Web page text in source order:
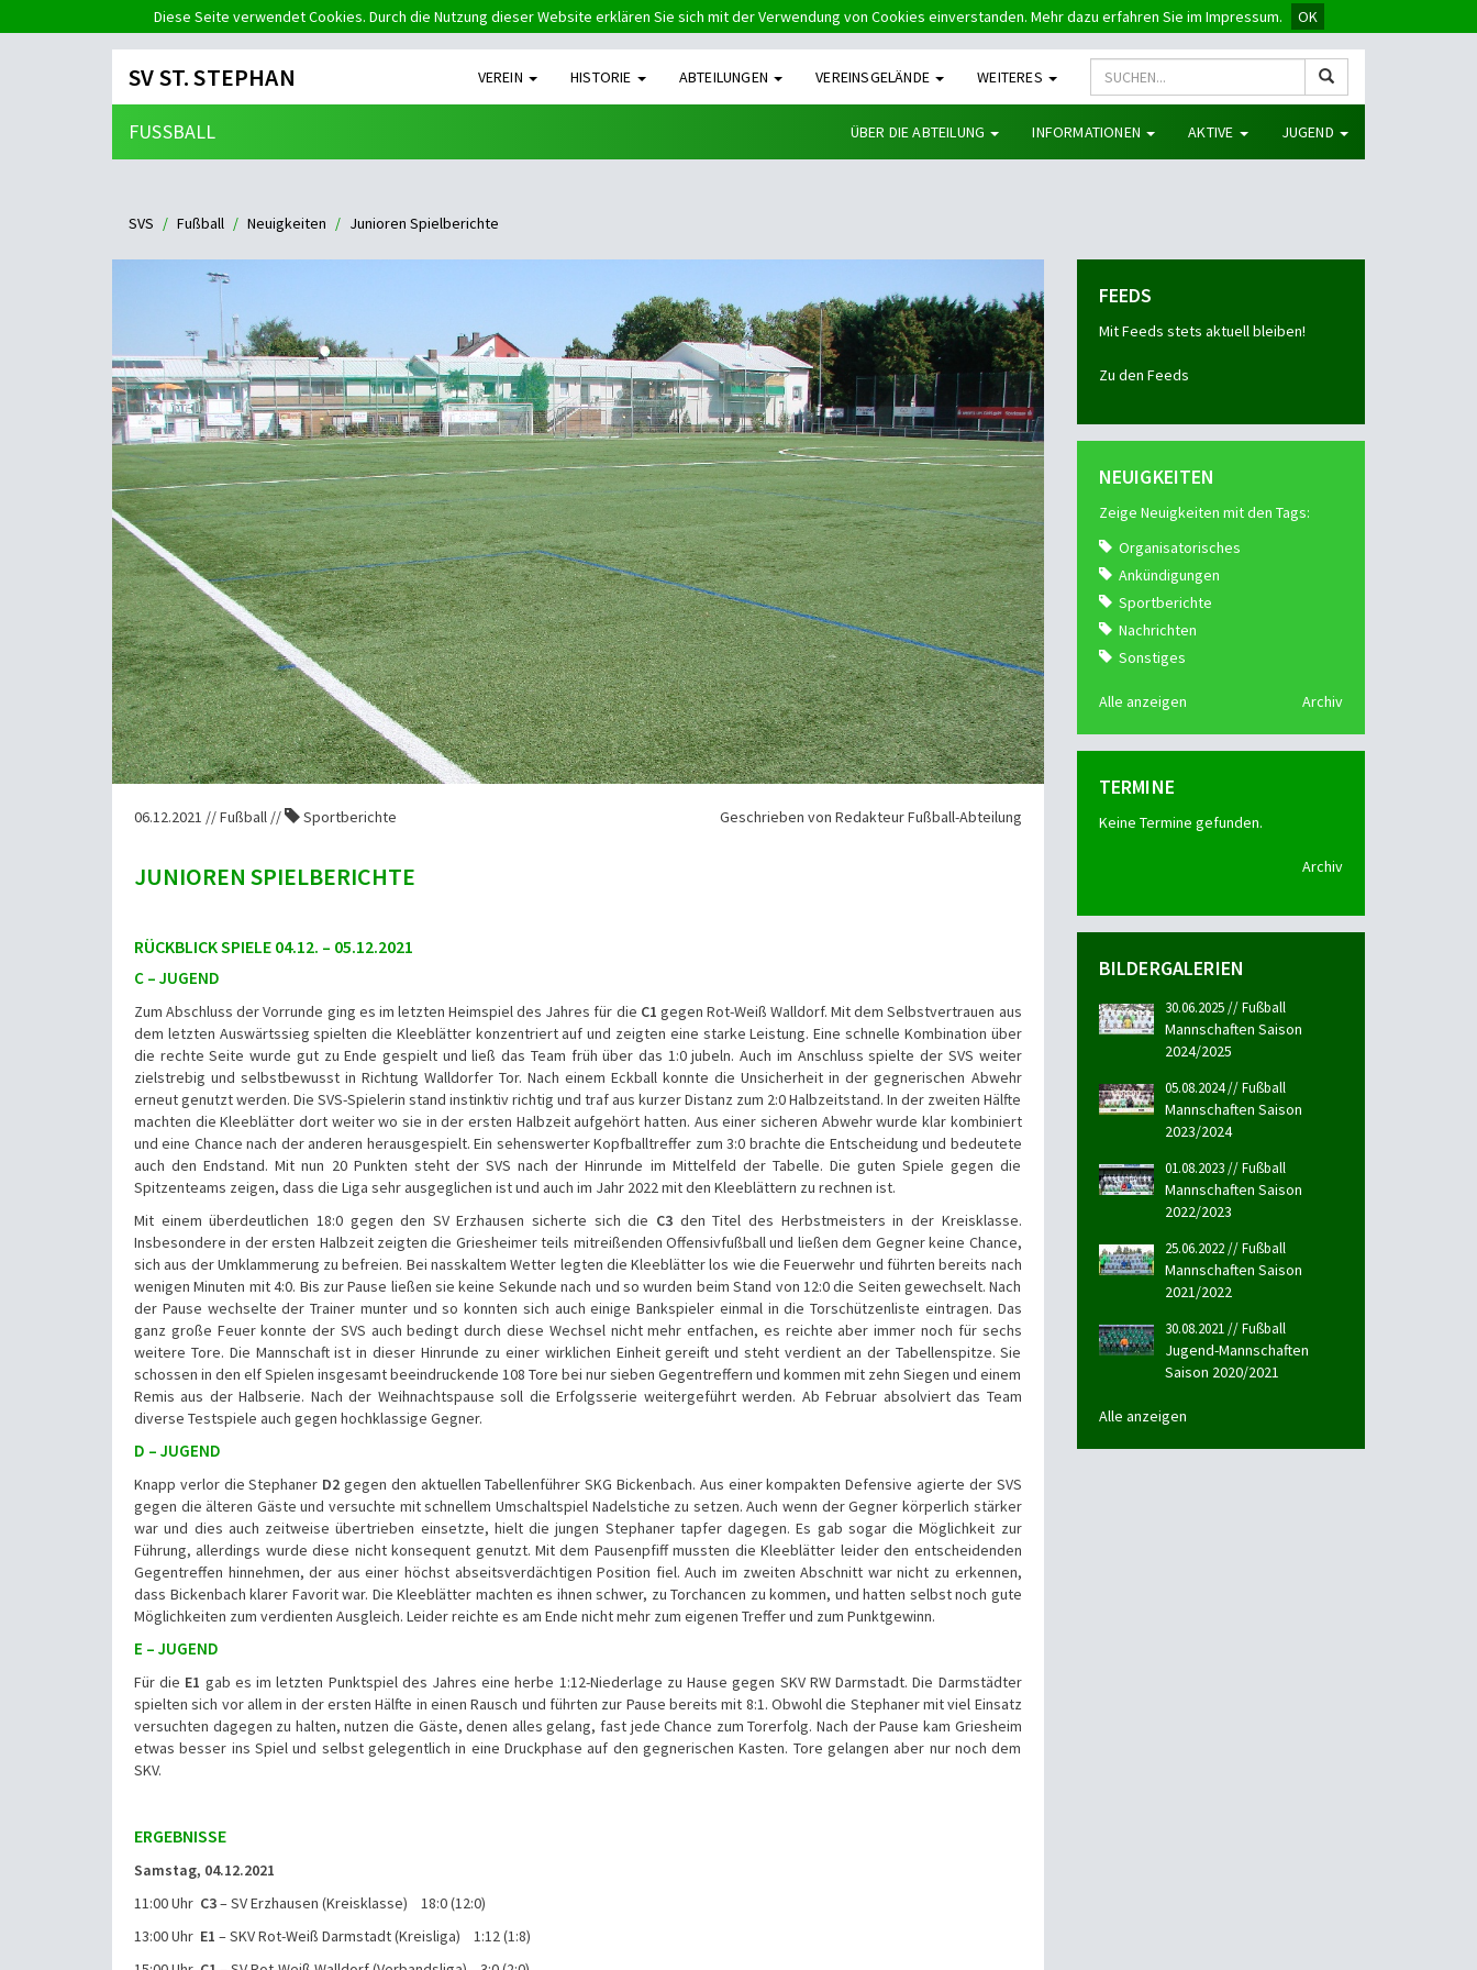
Diese Seite verwendet Cookies. Durch die Nutzung dieser Website erklären Sie sich mit der Verwendung von Cookies einverstanden. Mehr dazu erfahren Sie im Impressum. OK
SV ST. STEPHAN VEREIN HISTORIE ABTEILUNGEN VEREINSGELÄNDE WEITERES
FUSSBALL ÜBER DIE ABTEILUNG INFORMATIONEN AKTIVE JUGEND
SVS Fußball Neuigkeiten Junioren Spielberichte
06.12.2021 // Fußball // Sportberichte Geschrieben von Redakteur Fußball-Abteilung
JUNIOREN SPIELBERICHTE
RÜCKBLICK SPIELE 04.12. – 05.12.2021
C – JUGEND
Zum Abschluss der Vorrunde ging es im letzten Heimspiel des Jahres für die C1 gegen Rot-Weiß Walldorf. Mit dem Selbstvertrauen aus
dem letzten Auswärtssieg spielten die Kleeblätter konzentriert auf und zeigten eine starke Leistung. Eine schnelle Kombination über
die rechte Seite wurde gut zu Ende gespielt und ließ das Team früh über das 1:0 jubeln. Auch im Anschluss spielte der SVS weiter
zielstrebig und selbstbewusst in Richtung Walldorfer Tor. Nach einem Eckball konnte die Unsicherheit in der gegnerischen Abwehr
erneut genutzt werden. Die SVS-Spielerin stand instinktiv richtig und traf aus kurzer Distanz zum 2:0 Halbzeitstand. In der zweiten Hälfte
machten die Kleeblätter dort weiter wo sie in der ersten Halbzeit aufgehört hatten. Aus einer sicheren Abwehr wurde klar kombiniert
und eine Chance nach der anderen herausgespielt. Ein sehenswerter Kopfballtreffer zum 3:0 brachte die Entscheidung und bedeutete
auch den Endstand. Mit nun 20 Punkten steht der SVS nach der Hinrunde im Mittelfeld der Tabelle. Die guten Spiele gegen die
Spitzenteams zeigen, dass die Liga sehr ausgeglichen ist und auch im Jahr 2022 mit den Kleeblättern zu rechnen ist.
Mit einem überdeutlichen 18:0 gegen den SV Erzhausen sicherte sich die C3 den Titel des Herbstmeisters in der Kreisklasse.
Insbesondere in der ersten Halbzeit zeigten die Griesheimer teils mitreißenden Offensivfußball und ließen dem Gegner keine Chance,
sich aus der Umklammerung zu befreien. Bei nasskaltem Wetter legten die Kleeblätter los wie die Feuerwehr und führten bereits nach
wenigen Minuten mit 4:0. Bis zur Pause ließen sie keine Sekunde nach und so wurden beim Stand von 12:0 die Seiten gewechselt. Nach
der Pause wechselte der Trainer munter und so konnten sich auch einige Bankspieler einmal in die Torschützenliste eintragen. Das
ganz große Feuer konnte der SVS auch bedingt durch diese Wechsel nicht mehr entfachen, es reichte aber immer noch für sechs
weitere Tore. Die Mannschaft ist in dieser Hinrunde zu einer wirklichen Einheit gereift und steht verdient an der Tabellenspitze. Sie
schossen in den elf Spielen insgesamt beeindruckende 108 Tore bei nur sieben Gegentreffern und kommen mit zehn Siegen und einem
Remis aus der Halbserie. Nach der Weihnachtspause soll die Erfolgsserie weitergeführt werden. Ab Februar absolviert das Team
diverse Testspiele auch gegen hochklassige Gegner.
D – JUGEND
Knapp verlor die Stephaner D2 gegen den aktuellen Tabellenführer SKG Bickenbach. Aus einer kompakten Defensive agierte der SVS
gegen die älteren Gäste und versuchte mit schnellem Umschaltspiel Nadelstiche zu setzen. Auch wenn der Gegner körperlich stärker
war und dies auch zeitweise übertrieben einsetzte, hielt die jungen Stephaner tapfer dagegen. Es gab sogar die Möglichkeit zur
Führung, allerdings wurde diese nicht konsequent genutzt. Mit dem Pausenpfiff mussten die Kleeblätter leider den entscheidenden
Gegentreffen hinnehmen, der aus einer höchst abseitsverdächtigen Position fiel. Auch im zweiten Abschnitt war nicht zu erkennen,
dass Bickenbach klarer Favorit war. Die Kleeblätter machten es ihnen schwer, zu Torchancen zu kommen, und hatten selbst noch gute
Möglichkeiten zum verdienten Ausgleich. Leider reichte es am Ende nicht mehr zum eigenen Treffer und zum Punktgewinn.
E – JUGEND
Für die E1 gab es im letzten Punktspiel des Jahres eine herbe 1:12-Niederlage zu Hause gegen SKV RW Darmstadt. Die Darmstädter
spielten sich vor allem in der ersten Hälfte in einen Rausch und führten zur Pause bereits mit 8:1. Obwohl die Stephaner mit viel Einsatz
versuchten dagegen zu halten, nutzen die Gäste, denen alles gelang, fast jede Chance zum Torerfolg. Nach der Pause kam Griesheim
etwas besser ins Spiel und selbst gelegentlich in eine Druckphase auf den gegnerischen Kasten. Tore gelangen aber nur noch dem
SKV.
ERGEBNISSE
Samstag, 04.12.2021
11:00 Uhr C3– SV Erzhausen (Kreisklasse) 18:0 (12:0)
13:00 Uhr E1 – SKV Rot-Weiß Darmstadt (Kreisliga) 1:12 (1:8)
FEEDS
Mit Feeds stets aktuell bleiben!
Zu den Feeds
NEUIGKEITEN
Zeige Neuigkeiten mit den Tags:
Organisatorisches
Ankündigungen
Sportberichte
Nachrichten
Sonstiges
Alle anzeigen Archiv
TERMINE
Keine Termine gefunden.
Archiv
BILDERGALERIEN
30.06.2025 // Fußball
Mannschaften Saison
2024/2025
05.08.2024 // Fußball
Mannschaften Saison
2023/2024
01.08.2023 // Fußball
Mannschaften Saison
2022/2023
25.06.2022 // Fußball
Mannschaften Saison
2021/2022
30.08.2021 // Fußball
Jugend-Mannschaften
Saison 2020/2021
Alle anzeigen